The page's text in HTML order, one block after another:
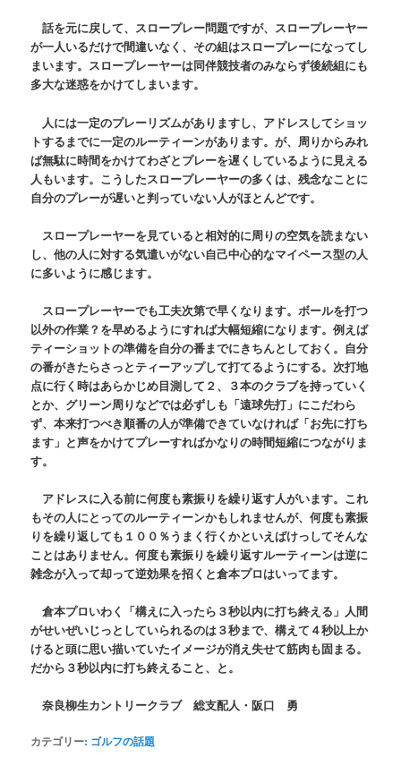
話を元に戻して、スロープレー問題ですが、スロープレーヤー
が一人いるだけで間違いなく、その組はスロープレーになってし
まいます。スロープレーヤーは同伴競技者のみならず後続組にも
多大な迷惑をかけてしまいます。
人には一定のプレーリズムがありますし、アドレスしてショッ
トするまでに一定のルーティーンがあります。が、周りからみれ
ば無駄に時間をかけてわざとプレーを遅くしているように見える
人もいます。こうしたスロープレーヤーの多くは、残念なことに
自分のプレーが遅いと判っていない人がほとんどです。
スロープレーヤーを見ていると相対的に周りの空気を読まない
し、他の人に対する気遣いがない自己中心的なマイペース型の人
に多いように感じます。
スロープレーヤーでも工夫次第で早くなります。ボールを打つ
以外の作業？を早めるようにすれば大幅短縮になります。例えば
ティーショットの準備を自分の番までにきちんとしておく。自分
の番がきたらさっとティーアップして打てるようにする。次打地
点に行く時はあらかじめ目測して２、３本のクラブを持っていく
とか、グリーン周りなどでは必ずしも「遠球先打」にこだわら
ず、本来打つべき順番の人が準備できていなければ「お先に打ち
ます」と声をかけてプレーすればかなりの時間短縮につながりま
す。
アドレスに入る前に何度も素振りを繰り返す人がいます。これ
もその人にとってのルーティーンかもしれませんが、何度も素振
りを繰り返しても１００％うまく行くかといえばけっしてそんな
ことはありません。何度も素振りを繰り返すルーティーンは逆に
雑念が入って却って逆効果を招くと倉本プロはいってます。
倉本プロいわく「構えに入ったら３秒以内に打ち終える」人間
がせいぜいじっとしていられるのは３秒まで、構えて４秒以上か
けると頭に思い描いていたイメージが消え失せて筋肉も固まる。
だから３秒以内に打ち終えること、と。
奈良柳生カントリークラブ 総支配人・阪口 勇
カテゴリー: ゴルフの話題